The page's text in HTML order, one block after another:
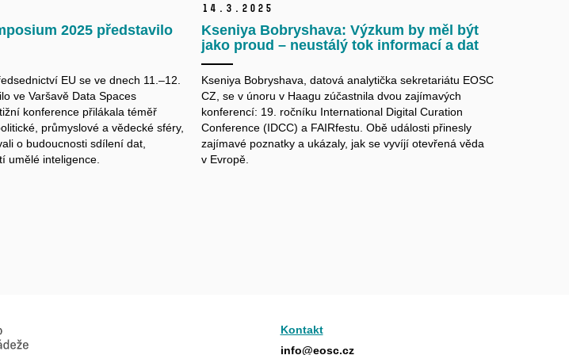
2025 představilo
EU se ve dnech 11.–12.
ve Varšavě Data Spaces
konference přilákala téměř
průmyslové a vědecké sféry,
o budoucnosti sdílení dat,
umělé inteligence.
14. 3. 2025
Kseniya Bobryshava: Výzkum by měl být
jako proud – neustálý tok informací a dat
Kseniya Bobryshava, datová analytička sekretariátu EOSC
CZ, se v únoru v Haagu zúčastnila dvou zajímavých
konferencí: 19. ročníku International Digital Curation
Conference (IDCC) a FAIRfestu. Obě události přinesly
zajímavé poznatky a ukázaly, jak se vyvíjí otevřená věda
v Evropě.
Kontakt
info@eosc.cz